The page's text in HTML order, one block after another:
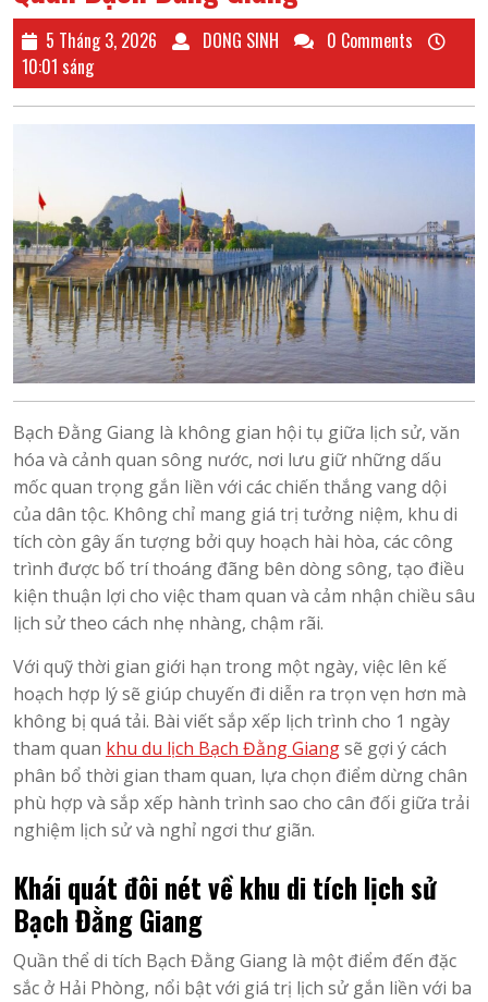
5 Tháng 3, 2026
5
3,
2026
DONG SINH
DONG 0 Comments
10:01 sáng
Bạch Đằng Giang là không gian hội tụ giữa lịch sử, văn
hóa và cảnh quan sông nước, nơi lưu giữ những dấu
mốc quan trọng gắn liền với các chiến thắng vang dội
của dân tộc. Không chỉ mang giá trị tưởng niệm, khu di
tích còn gây ấn tượng bởi quy hoạch hài hòa, các công
trình được bố trí thoáng đãng bên dòng sông, tạo điều
kiện thuận lợi cho việc tham quan và cảm nhận chiều sâu
lịch sử theo cách nhẹ nhàng, chậm rãi.
Với quỹ thời gian giới hạn trong một ngày, việc lên kế
hoạch hợp lý sẽ giúp chuyến đi diễn ra trọn vẹn hơn mà
không bị quá tải. Bài viết sắp xếp lịch trình cho 1 ngày
tham quan khu du lịch Bạch Đằng Giangsẽ gợi ý cách
phân bổ thời gian tham quan, lựa chọn điểm dừng chân
phù hợp và sắp xếp hành trình sao cho cân đối giữa trải
nghiệm lịch sử và nghỉ ngơi thư giãn.
Khái quát đôi nét về khu di tích lịch sử
Bạch Đằng Giang
Quần thể di tích Bạch Đằng Giang là một điểm đến đặc
sắc ở Hải Phòng, nổi bật với giá trị lịch sử gắn liền với ba